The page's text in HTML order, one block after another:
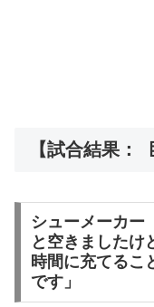
【試合結果：
シューメーカー
と空きましたけ
時間に充てるこ
です」